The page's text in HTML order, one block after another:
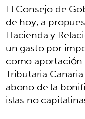
El Consejo de
de hoy, a
Hacienda y
un gasto por
como aportación
Tributaria
abono de la
islas no